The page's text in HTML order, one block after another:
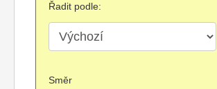
Řadit podle:
Směr